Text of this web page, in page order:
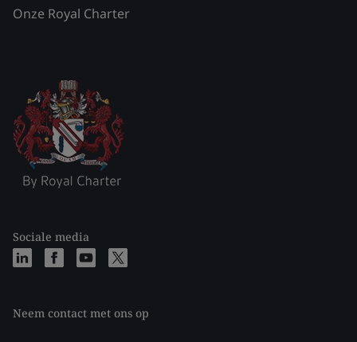
Onze Royal Charter
Sociale media
Neem contact met ons op